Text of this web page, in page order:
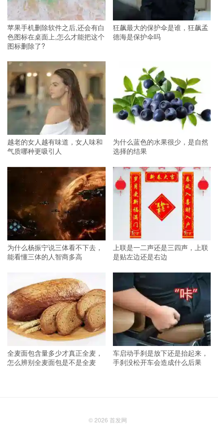
苹果手机删除软件之后,还会有白
色图标在桌面上,怎么才能把这个
图标删除了?
狂飙最大的保护伞是谁，狂飙孟
德海是保护伞吗
越老的女人越有味道，女人味和
气质哪种更吸引人
为什么蓝色的水果很少，是自然
选择的结果
为什么杨振宁说三体看不下去，
能看懂三体的人智商多高
上联是一二声还是三四声，上联
是贴左边还是右边
全麦面包含量多少才真正全麦，
怎么辨别全麦面包是不是全麦
车启动手刹是放下还是抬起来，
手刹没松开车会造成什么后果
© 2026 首发网